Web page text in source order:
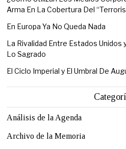
Arma En La Cobertura Del
En Europa Ya No Queda Nada
La Rivalidad Entre Estados Unidos
Lo Sagrado
El Ciclo Imperial y El Umbral De
Análisis de la Agenda
Archivo de la Memoria